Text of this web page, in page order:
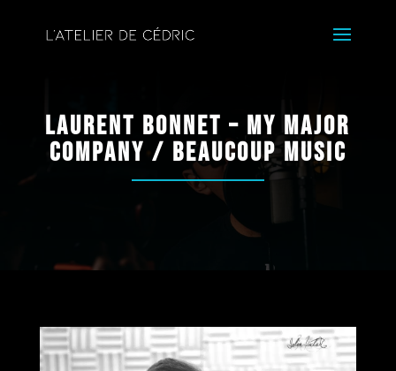
Laurent Bonnet – My Major
Company / Beaucoup Music